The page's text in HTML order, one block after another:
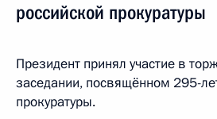
российской прокуратуры
Президент принял участие в
заседании, посвящённом 295-
прокуратуры.